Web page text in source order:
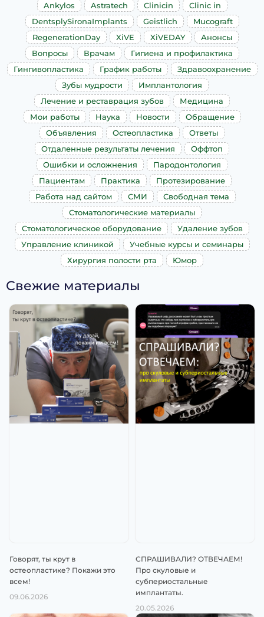
Ankylos Astratech Clinicin
Clinic in
DentsplySironaImplants
Geistlich
Mucograft
RegenerationDay
XiVE XiVEDAY
Анонсы
Вопросы
Врачам
Гигиена и профилактика
Гингивопластика
График работы
Здравоохранение
Зубы мудрости
Имплантология
Лечение и реставрация зубов
Медицина
Мои работы
Наука Новости
Обращение
Объявления
Остеопластика
Ответы
Отдаленные результаты лечения
Оффтоп
Ошибки и осложнения
Пародонтология
Пациентам
Практика
Протезирование
Работа над сайтом
СМИ
Свободная тема
Стоматологические материалы
Стоматологическое оборудование
Удаление зубов
Управление клиникой
Учебные курсы и семинары
Хирургия полости рта
Юмор
Свежие материалы
Говорят, ты крут в
остеопластике? Покажи это
всем!
09.06.2026
СПРАШИВАЛИ? ОТВЕЧАЕМ!
Про скуловые и
субпериостальные
имплантаты.
20.05.2026